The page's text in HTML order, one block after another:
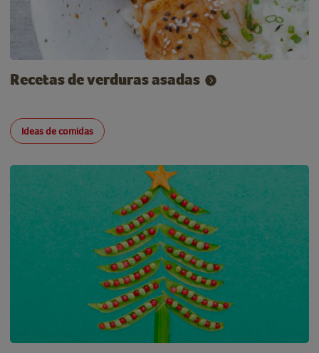
Recetas de verduras asadas
Ideas de comidas